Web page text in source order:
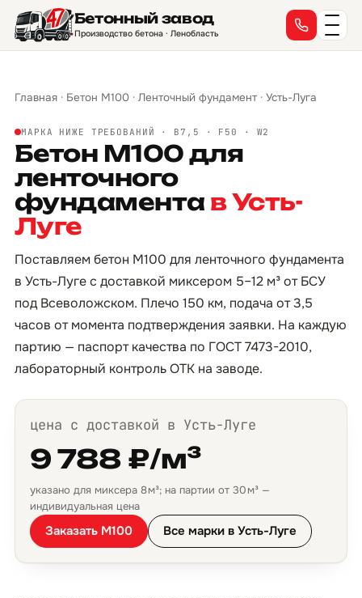
Бетонный завод
Производство бетона · Ленобласть
Главная · Бетон М100 · Ленточный фундамент · Усть-Луга
МАРКА НИЖЕ ТРЕБОВАНИЙ · B7,5 · F50 · W2
Бетон М100 для
ленточного
фундамента в Усть-
Луге
Поставляем бетон М100 для ленточного фундамента
в Усть-Луге с доставкой миксером 5–12 м³ от БСУ
под Всеволожском. Плечо 150 км, подача от 3,5
часов от момента подтверждения заявки. На каждую
партию — паспорт качества по ГОСТ 7473-2010,
лабораторный контроль ОТК на заводе.
цена с доставкой в Усть-Луге
9 788 ₽/м³
указано для миксера 8 м³; на партии от 30 м³ —
индивидуальная цена
Заказать М100 Все марки в Усть-Луге